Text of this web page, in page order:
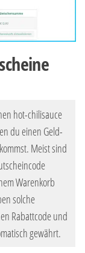
hot-chilisauce
du einen Geld-
Meist sind
Warenkorb
solche
Rabattcode und
gewährt.